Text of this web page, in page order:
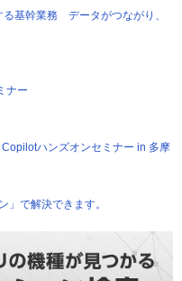
基幹業務 データがつながり、
ナー
ハンズオンセミナー in 多摩
」で解決できます。